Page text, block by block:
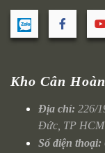
Kho Cân
Địa chỉ: 226/
Đức, TP HCM
Số điện thoại: